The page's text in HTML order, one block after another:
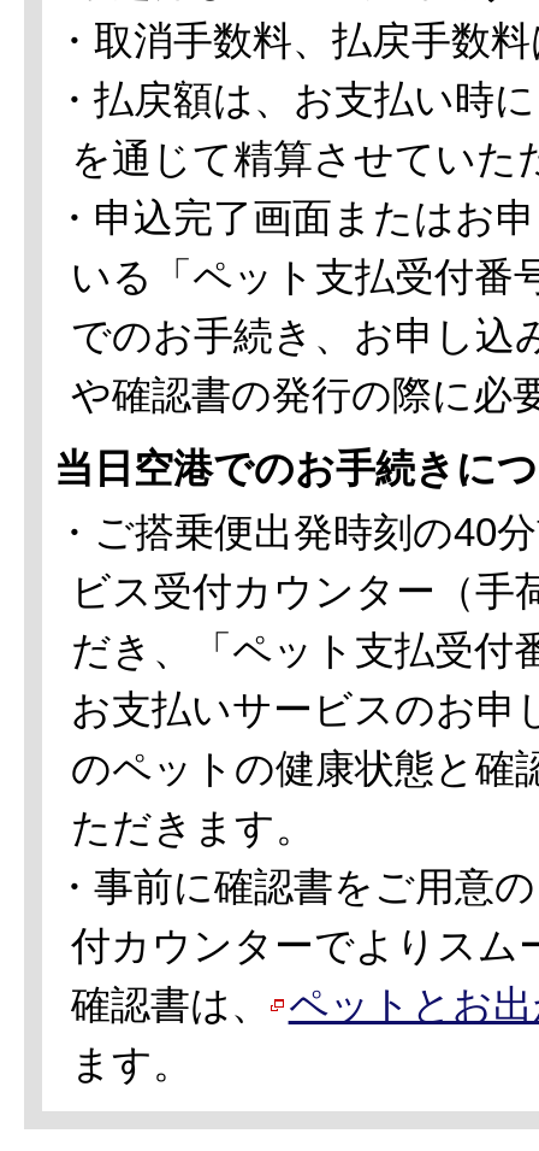
・取消手数料、払戻手数
・払戻額は、お支払い時
を通じて精算させていた
・申込完了画面またはお
いる「ペット支払受付番
でのお手続き、お申し込
や確認書の発行の際に必
当日空港でのお手続きに
・ご搭乗便出発時刻の40
ビス受付カウンター（手
だき、「ペット支払受付
お支払いサービスのお申
のペットの健康状態と確
ただきます。
・事前に確認書をご用意
付カウンターでよりスム
確認書は、
ペットとお
ます。